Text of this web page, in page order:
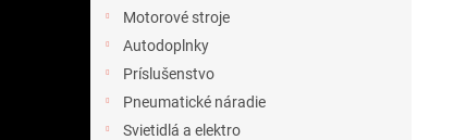
Motorové stroje
Autodoplnky
Príslušenstvo
Pneumatické náradie
Svietidlá a elektro